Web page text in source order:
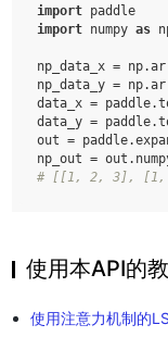
import paddle
import numpy as
np_data_x = np.
np_data_y = np.
data_x = paddle.
data_y = paddle.
out = paddle.
np_out = out .
# [[1, 2, 3],
使用本API的
使用注意力机制的